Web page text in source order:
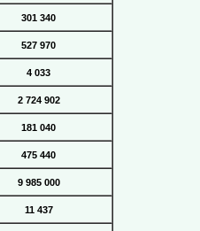
301 340
527 970
4 033
2 724 902
181 040
475 440
9 985 000
11 437